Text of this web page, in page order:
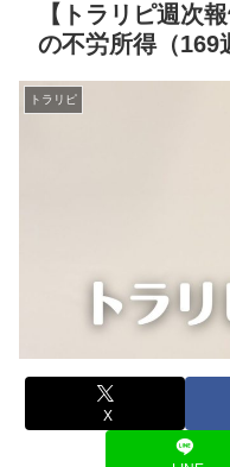
【トラリピ週次
の不労所得（169
トラリピ
X